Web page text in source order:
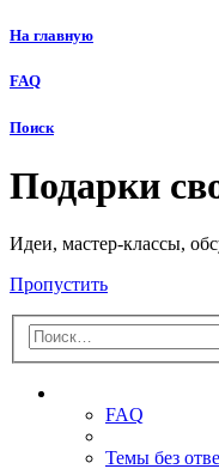
На главную
FAQ
Поиск
Подарки
Идеи, мастер-классы,
Пропустить
FAQ
Темы без